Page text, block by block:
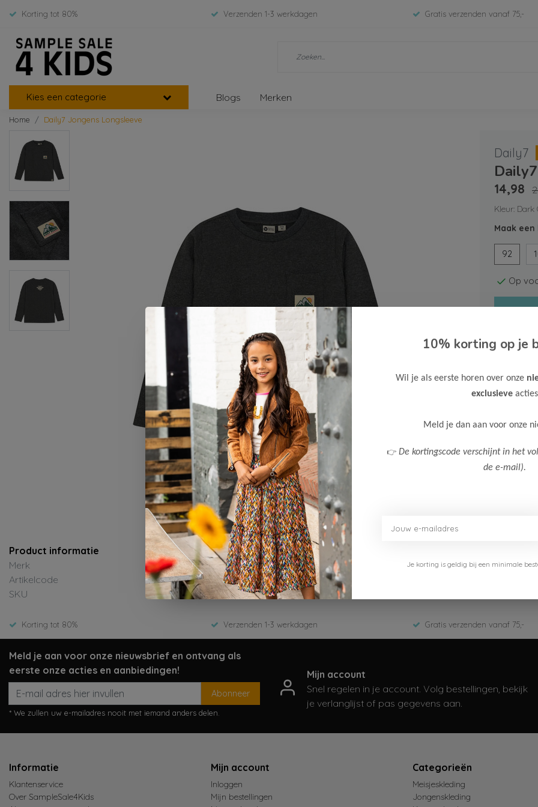
Korting tot 80% Verzenden 1-3 werkdagen Gratis verzenden vanaf 75,-
Kies een categorie Blogs Merken
Home Daily7 Jongens Longsleeve
Daily7
14,98
Kleur: Dark
Maak een
92
Op
Gratis
Meer
Product informatie
Merk
Daily7
Artikelcode
920255-1320-Dark Grey Melange
SKU
ED-Winter 2025
Korting tot 80% Verzenden 1-3 werkdagen Gratis verzenden vanaf 75,-
Meld je aan voor onze nieuwsbrief en ontvang als
eerste onze acties en aanbiedingen!
Abonneer
* We zullen uw e-mailadres nooit met iemand anders delen.
Mijn account
Snel regelen in je account. Volg bestellingen, bekijk
je verlanglijst of pas gegevens aan.
Informatie
Klantenservice
Over SampleSale4Kids
Mijn account
Inloggen
Mijn bestellingen
Categorieën
Meisjeskleding
Jongenskleding
10% korting op je
Wil je als eerste horen over onze
exclusieve
Meld je dan aan voor onze
👉 De kortingscode verschijnt in het
de e-mail).
Je korting is geldig bij een minimale